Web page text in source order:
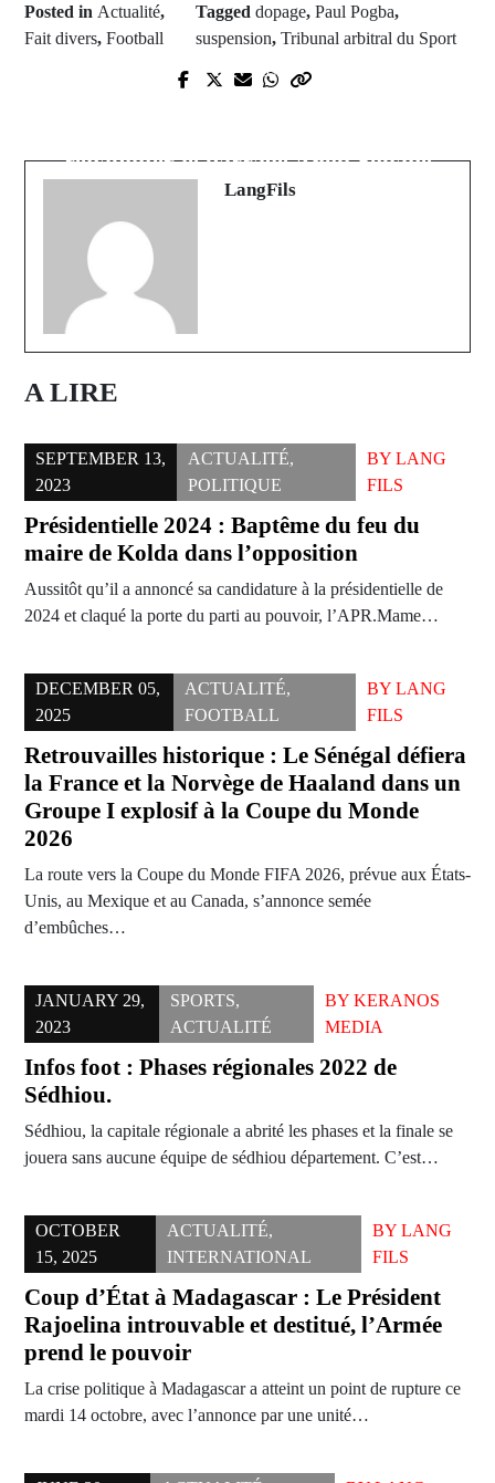
Posted in Actualité,
Fait divers, Football
Tagged dopage, Paul Pogba,
suspension, Tribunal arbitral du Sport
Prev Post
désespoir sans fin
réhabiliter le barrage Aliou Souané
LangFils
A LIRE
SEPTEMBER 13,
2023
ACTUALITÉ,
POLITIQUE
BYLANG
FILS
Présidentielle 2024 : Baptême du feu du
maire de Kolda dans l’opposition
Aussitôt qu’il a annoncé sa candidature à la présidentielle de
2024 et claqué la porte du parti au pouvoir, l’APR.Mame…
DECEMBER 05,
2025
ACTUALITÉ,
FOOTBALL
BY LANG
FILS
Retrouvailles historique : Le Sénégal défiera
la France et la Norvège de Haaland dans un
Groupe I explosif à la Coupe du Monde
2026
La route vers la Coupe du Monde FIFA 2026, prévue aux États-
Unis, au Mexique et au Canada, s’annonce semée
d’embûches…
JANUARY 29,
2023
SPORTS,
ACTUALITÉ
BYKERANOS
MEDIA
Infos foot : Phases régionales 2022 de
Sédhiou.
Sédhiou, la capitale régionale a abrité les phases et la finale se
jouera sans aucune équipe de sédhiou département. C’est…
OCTOBER
15, 2025
ACTUALITÉ,
INTERNATIONAL
BYLANG
FILS
Coup d’État à Madagascar : Le Président
Rajoelina introuvable et destitué, l’Armée
prend le pouvoir
La crise politique à Madagascar a atteint un point de rupture ce
mardi 14 octobre, avec l’annonce par une unité…